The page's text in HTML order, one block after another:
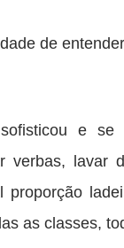
de
e se
verbas, lavar
proporção
as classes,